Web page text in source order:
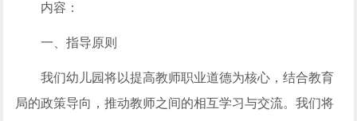
内容：
一、指导原则
我们幼儿园将以提高教师职业道德为核心，结合教育
局的政策导向，推动教师之间的相互学习与交流。我们将